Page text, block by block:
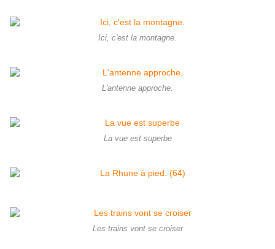
Ici, c'est la montagne.
L'antenne approche.
La vue est superbe
Les trains vont se croiser